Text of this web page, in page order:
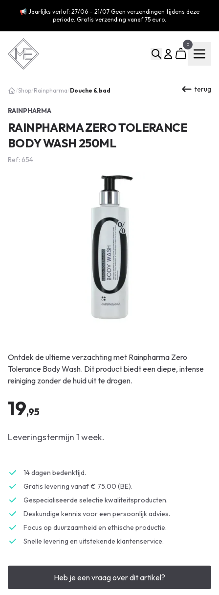
📢 Jaarlijks verlof: 27/06 – 21/07 Geen verzendingen tijdens deze
periode. Gratis verzending vanaf 75 euro.
0
/Shop/ Rainpharma/ Douche & bad terug
RAINPHARMA
RAINPHARMA ZERO TOLERANCE
BODY WASH 250ML
Ref: 654
Ontdek de ultieme verzachting met Rainpharma Zero
Tolerance Body Wash. Dit product biedt een diepe, intense
reiniging zonder de huid uit te drogen.
19,95
Leveringstermijn 1 week.
14 dagen bedenktijd.
Gratis levering vanaf € 75.00 (BE).
Gespecialiseerde selectie kwaliteitsproducten.
Deskundige kennis voor een persoonlijk advies.
Focus op duurzaamheid en ethische productie.
Snelle levering en uitstekende klantenservice.
Heb je een vraag over dit artikel?